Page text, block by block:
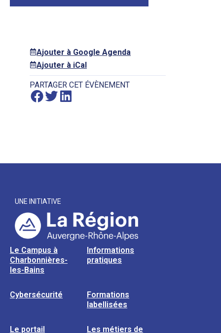
Ajouter à Google Agenda
Ajouter à iCal
PARTAGER CET ÉVÈNEMENT
UNE INITIATIVE
Le Campus à
Charbonnières-
les-Bains
Informations
pratiques
Cybersécurité
Formations
labellisées
Le portail
Les métiers de